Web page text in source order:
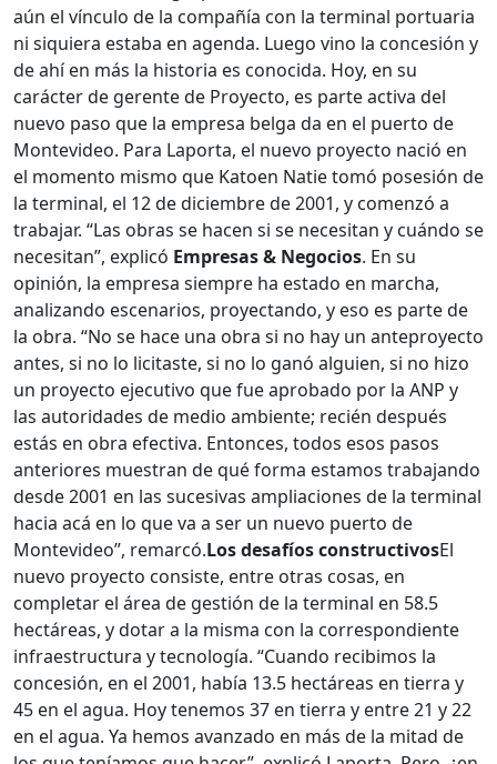
aún el vínculo de la compañía con la terminal portuaria
ni siquiera estaba en agenda. Luego vino la concesión y
de ahí en más la historia es conocida. Hoy, en su
carácter de gerente de Proyecto, es parte activa del
nuevo paso que la empresa belga da en el puerto de
Montevideo. Para Laporta, el nuevo proyecto nació en
el momento mismo que Katoen Natie tomó posesión de
la terminal, el 12 de diciembre de 2001, y comenzó a
trabajar. “Las obras se hacen si se necesitan y cuándo se
necesitan”, explicó Empresas & Negocios. En su
opinión, la empresa siempre ha estado en marcha,
analizando escenarios, proyectando, y eso es parte de
la obra. “No se hace una obra si no hay un anteproyecto
antes, si no lo licitaste, si no lo ganó alguien, si no hizo
un proyecto ejecutivo que fue aprobado por la ANP y
las autoridades de medio ambiente; recién después
estás en obra efectiva. Entonces, todos esos pasos
anteriores muestran de qué forma estamos trabajando
desde 2001 en las sucesivas ampliaciones de la terminal
hacia acá en lo que va a ser un nuevo puerto de
Montevideo”, remarcó.Los desafíos constructivosEl
nuevo proyecto consiste, entre otras cosas, en
completar el área de gestión de la terminal en 58.5
hectáreas, y dotar a la misma con la correspondiente
infraestructura y tecnología. “Cuando recibimos la
concesión, en el 2001, había 13.5 hectáreas en tierra y
45 en el agua. Hoy tenemos 37 en tierra y entre 21 y 22
en el agua. Ya hemos avanzado en más de la mitad de